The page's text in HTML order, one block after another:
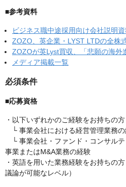
■参考資料
ビジネス職中途採用向け会社説明
ZOZO、英企業・LYST LTDの全株
ZOZOが英Lyst買収、「悲願の海外
メディア掲載一覧
必須条件
■応募資格
・以下いずれかのご経験をお持ちの方
└ 事業会社における経営管理業務の
└ 事業会社・ファンド・コンサル
事業またはM&A業務の経験
・英語を用いた業務経験をお持ちの
議論が可能なレベル）